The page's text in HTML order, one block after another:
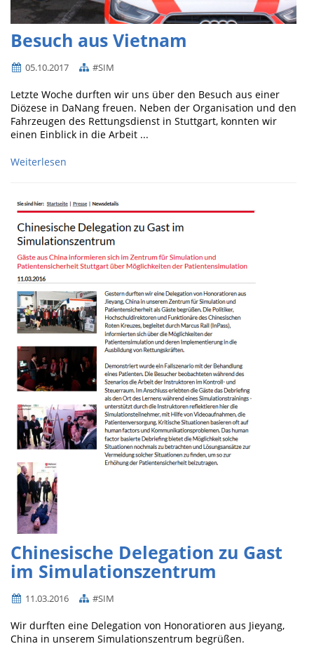
Besuch aus Vietnam
05.10.2017 #SIM
Letzte Woche durften wir uns über den Besuch aus einer
Diözese in DaNang freuen. Neben der Organisation und den
Fahrzeugen des Rettungsdienst in Stuttgart, konnten wir
einen Einblick in die Arbeit ...
Weiterlesen
Chinesische Delegation zu Gast
im Simulationszentrum
11.03.2016 #SIM
Wir durften eine Delegation von Honoratioren aus Jieyang,
China in unserem Simulationszentrum begrüßen.